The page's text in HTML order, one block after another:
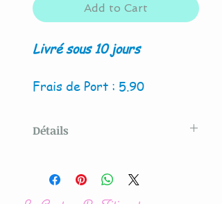
Add to Cart
Livré sous 10 jours
Frais de Port : 5.90
Détails
By Titia